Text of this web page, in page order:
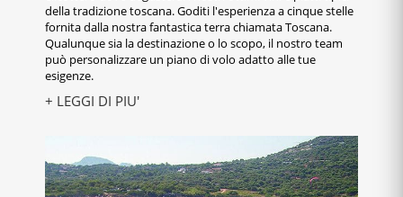
della tradizione toscana. Goditi l'esperienza a cinque stelle
fornita dalla nostra fantastica terra chiamata Toscana.
Qualunque sia la destinazione o lo scopo, il nostro team
può personalizzare un piano di volo adatto alle tue
esigenze.
+ LEGGI DI PIU'